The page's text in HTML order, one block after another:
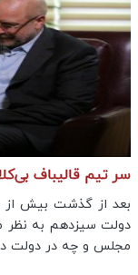
سر تیم قالیباف
بعد از گذشت بیش از
دولت سیزدهم به نظر
مجلس و چه در دولت